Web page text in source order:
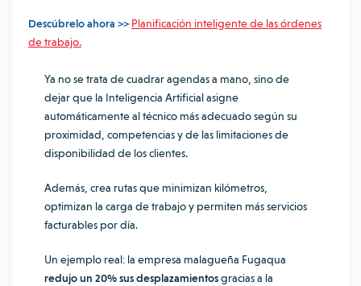
Descúbrelo ahora >> Planificación inteligente de las órdenes
de trabajo.
Ya no se trata de cuadrar agendas a mano, sino de
dejar que la Inteligencia Artificial asigne
automáticamente al técnico más adecuado según su
proximidad, competencias y de las limitaciones de
disponibilidad de los clientes.
Además, crea rutas que minimizan kilómetros,
optimizan la carga de trabajo y permiten más servicios
facturables por día.
Un ejemplo real: la empresa malagueña Fugaqua
redujo un 20% sus desplazamientosgracias a la